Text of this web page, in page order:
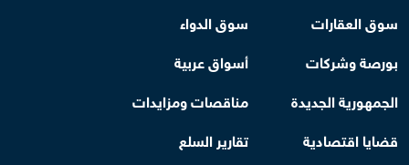
سوق العقارات
سوق الدواء
بورصة وشركات
أسواق عربية
الجمهورية الجديدة
مناقصات ومزايدات
قضايا اقتصادية
تقارير السلع